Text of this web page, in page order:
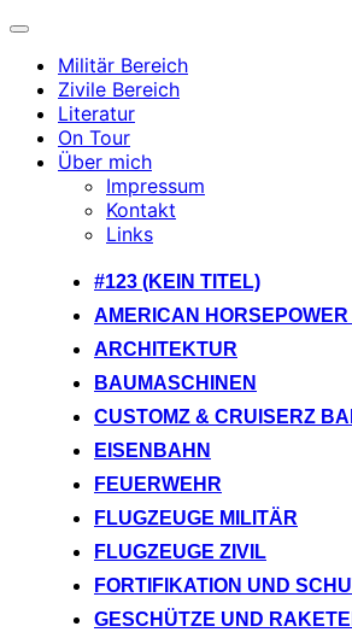
Navigation
umschalten
Militär Bereich
Zivile Bereich
Literatur
On Tour
Über mich
Impressum
Kontakt
Links
springen
#123 (KEIN TITEL)
AMERICAN HORSEPOWER
ARCHITEKTUR
BAUMASCHINEN
CUSTOMZ & CRUISERZ
EISENBAHN
FEUERWEHR
FLUGZEUGE MILITÄR
FLUGZEUGE ZIVIL
FORTIFIKATION UND
GESCHÜTZE UND